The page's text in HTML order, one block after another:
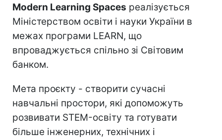
Modern Learning Spaces реалізується
Міністерством освіти і науки України в
межах програми LEARN, що
впроваджується спільно зі Світовим
банком.
Мета проєкту - створити сучасні
навчальні простори, які допоможуть
розвивати STEM-освіту та готувати
більше інженерних, технічних і